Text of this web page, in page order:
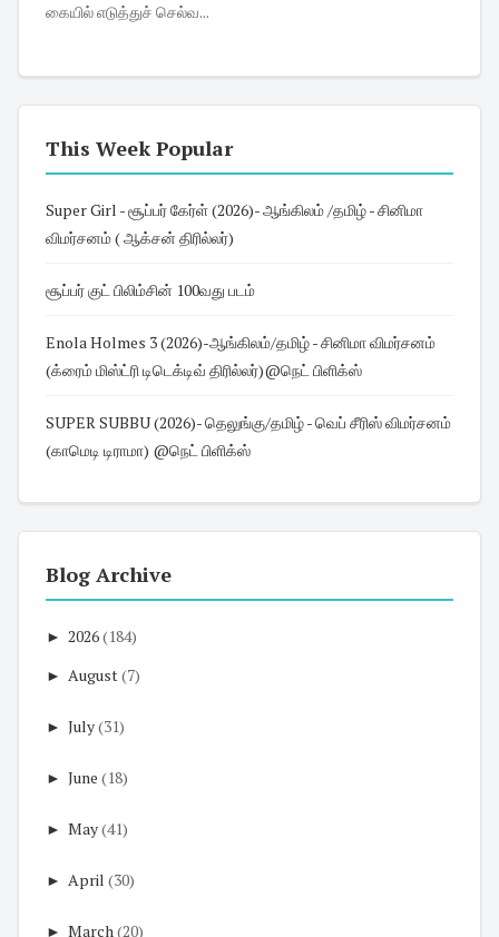
கையில் எடுத்துச் செல்வ...
This Week Popular
Super Girl - சூப்பர் கேர்ள் (2026)- ஆங்கிலம் /தமிழ் - சினிமா
விமர்சனம் ( ஆக்சன் திரில்லர்)
சூப்பர் குட் பிலிம்சின் 100வது படம்
Enola Holmes 3 (2026)-ஆங்கிலம்/தமிழ் - சினிமா விமர்சனம்
(க்ரைம் மிஸ்ட்ரி டிடெக்டிவ் திரில்லர்)@நெட் பிளிக்ஸ்
SUPER SUBBU (2026)- தெலுங்கு/தமிழ் - வெப் சீரிஸ் விமர்சனம்
(காமெடி டிராமா) @நெட் பிளிக்ஸ்
Blog Archive
► 2026(184)
► August(7)
► July(31)
► June (18)
► May(41)
► April (30)
► March(20)